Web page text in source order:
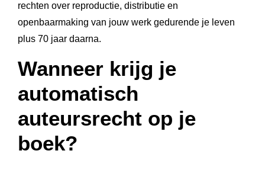
rechten over reproductie, distributie en
openbaarmaking van jouw werk gedurende je leven
plus 70 jaar daarna.
Wanneer krijg je
automatisch
auteursrecht op je
boek?